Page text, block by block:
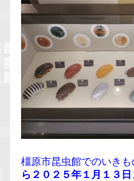
橿原市昆虫館でのいき
ら２０２５年１月１３